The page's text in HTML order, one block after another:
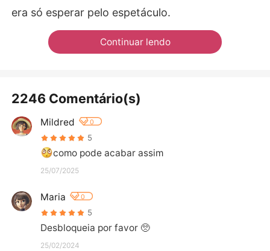
era só esperar pelo espetáculo.
Continuar lendo
2246 Comentário(s)
Mildred 0
5
como pode acabar assim
25/07/2025
Maria 0
5
Desbloqueia por favor 🥺
25/02/2024